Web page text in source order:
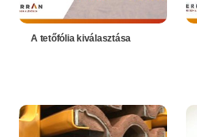
A tetőfólia kiválasztása